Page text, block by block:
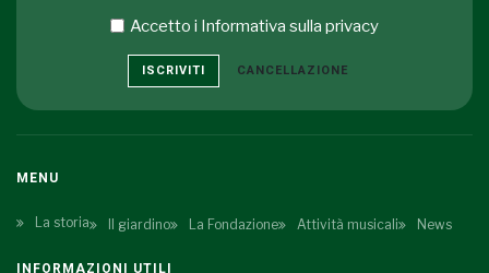
Accetto i Informativa sulla privacy
ISCRIVITI CANCELLAZIONE
MENU
La storia Il giardino La Fondazione Attività musicali News
INFORMAZIONI UTILI